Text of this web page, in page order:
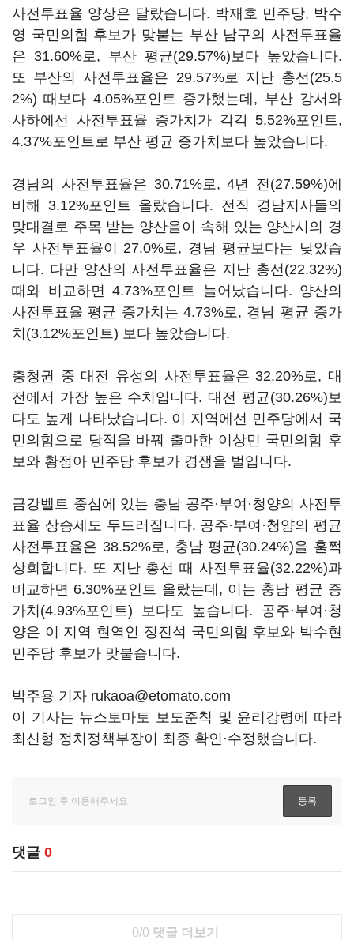
사전투표율 양상은 달랐습니다. 박재호 민주당, 박수
영 국민의힘 후보가 맞붙는 부산 남구의 사전투표율
은 31.60%로, 부산 평균(29.57%)보다 높았습니다.
또 부산의 사전투표율은 29.57%로 지난 총선(25.5
2%) 때보다 4.05%포인트 증가했는데, 부산 강서와
사하에선 사전투표율 증가치가 각각 5.52%포인트,
4.37%포인트로 부산 평균 증가치보다 높았습니다.
경남의 사전투표율은 30.71%로, 4년 전(27.59%)에
비해 3.12%포인트 올랐습니다. 전직 경남지사들의
맞대결로 주목 받는 양산을이 속해 있는 양산시의 경
우 사전투표율이 27.0%로, 경남 평균보다는 낮았습
니다. 다만 양산의 사전투표율은 지난 총선(22.32%)
때와 비교하면 4.73%포인트 늘어났습니다. 양산의
사전투표율 평균 증가치는 4.73%로, 경남 평균 증가
치(3.12%포인트) 보다 높았습니다.
충청권 중 대전 유성의 사전투표율은 32.20%로, 대
전에서 가장 높은 수치입니다. 대전 평균(30.26%)보
다도 높게 나타났습니다. 이 지역에선 민주당에서 국
민의힘으로 당적을 바꿔 출마한 이상민 국민의힘 후
보와 황정아 민주당 후보가 경쟁을 벌입니다.
금강벨트 중심에 있는 충남 공주·부여·청양의 사전투
표율 상승세도 두드러집니다. 공주·부여·청양의 평균
사전투표율은 38.52%로, 충남 평균(30.24%)을 훌쩍
상회합니다. 또 지난 총선 때 사전투표율(32.22%)과
비교하면 6.30%포인트 올랐는데, 이는 충남 평균 증
가치(4.93%포인트) 보다도 높습니다. 공주·부여·청
양은 이 지역 현역인 정진석 국민의힘 후보와 박수현
민주당 후보가 맞붙습니다.
박주용 기자 rukaoa@etomato.com
이 기사는 뉴스토마토 보도준칙 및 윤리강령에 따라
최신형 정치정책부장이 최종 확인·수정했습니다.
댓글 0
0/0 댓글 더보기